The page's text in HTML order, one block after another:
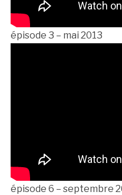
épisode 3 – mai 2013
épisode 6 – septembre